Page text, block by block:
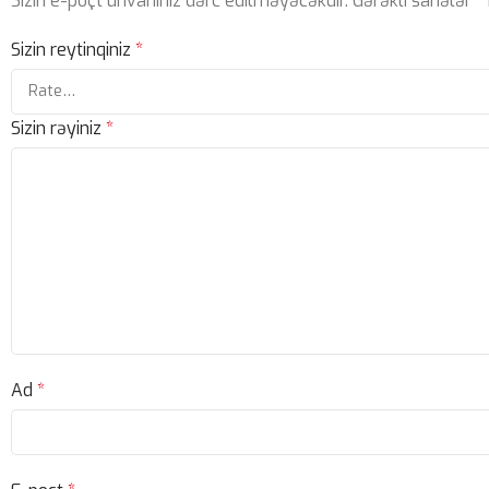
Sizin reytinqiniz *
Sizin rəyiniz *
Ad *